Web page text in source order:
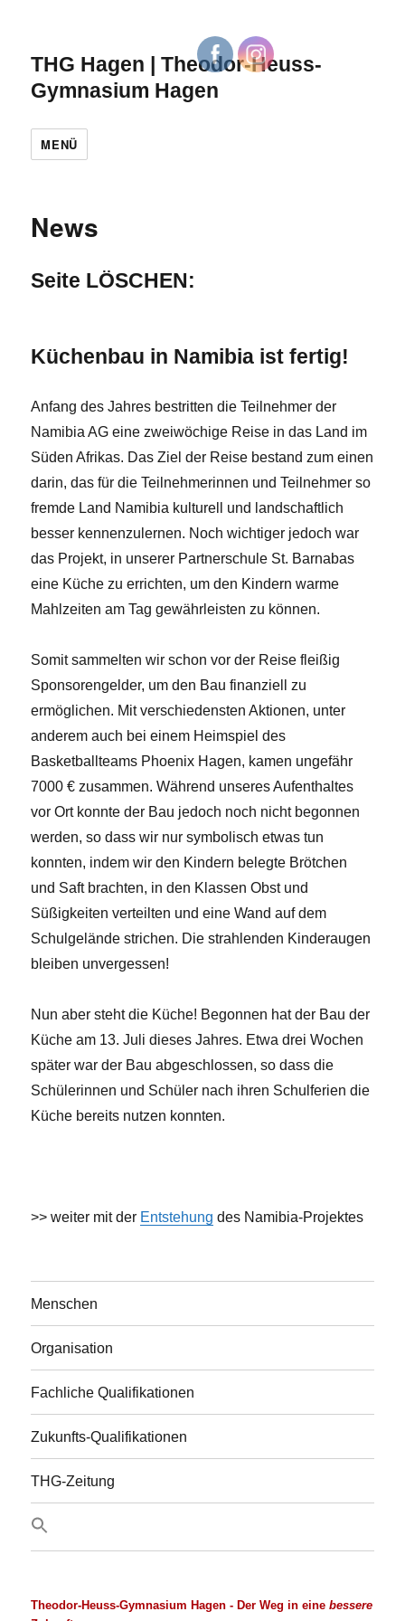
THG Hagen | Theodor-Heuss-
Gymnasium Hagen
MENÜ
News
Seite LÖSCHEN:
Küchenbau in Namibia ist fertig!
Anfang des Jahres bestritten die Teilnehmer der
Namibia AG eine zweiwöchige Reise in das Land im
Süden Afrikas. Das Ziel der Reise bestand zum einen
darin, das für die Teilnehmerinnen und Teilnehmer so
fremde Land Namibia kulturell und landschaftlich
besser kennenzulernen. Noch wichtiger jedoch war
das Projekt, in unserer Partnerschule St. Barnabas
eine Küche zu errichten, um den Kindern warme
Mahlzeiten am Tag gewährleisten zu können.
Somit sammelten wir schon vor der Reise fleißig
Sponsorengelder, um den Bau finanziell zu
ermöglichen. Mit verschiedensten Aktionen, unter
anderem auch bei einem Heimspiel des
Basketballteams Phoenix Hagen, kamen ungefähr
7000 € zusammen. Während unseres Aufenthaltes
vor Ort konnte der Bau jedoch noch nicht begonnen
werden, so dass wir nur symbolisch etwas tun
konnten, indem wir den Kindern belegte Brötchen
und Saft brachten, in den Klassen Obst und
Süßigkeiten verteilten und eine Wand auf dem
Schulgelände strichen. Die strahlenden Kinderaugen
bleiben unvergessen!
Nun aber steht die Küche! Begonnen hat der Bau der
Küche am 13. Juli dieses Jahres. Etwa drei Wochen
später war der Bau abgeschlossen, so dass die
Schülerinnen und Schüler nach ihren Schulferien die
Küche bereits nutzen konnten.
>> weiter mit der Entstehung des Namibia-Projektes
Menschen
Organisation
Fachliche Qualifikationen
Zukunfts-Qualifikationen
THG-Zeitung
Theodor-Heuss-Gymnasium Hagen - Der Weg in einebessere